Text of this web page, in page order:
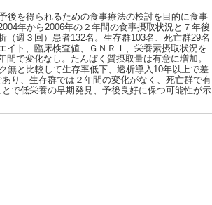
後を得られるための食事療法の検討を目的に食事
年から2006年の２年間の食事摂取状況と７年後
週３回）患者132名。生存群103名、死亡群29名
イト、臨床検査値、ＧＮＲＩ、栄養素摂取状況を
で変化なし。たんぱく質摂取量は有意に増加。
無と比較して生存率低下、透析導入10年以上で差
り、生存群では２年間の変化がなく、死亡群で有
で低栄養の早期発見、予後良好に保つ可能性が示